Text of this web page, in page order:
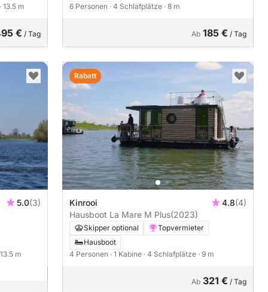
· 13.5 m
€ / Tag
6 Personen · 4 Schlafplätze · 8 m
Ab 185 € / Tag
5.0(3)
13.5 m
Kinrooi 4.8(4)
Hausboot La Mare M Plus(2023)
Skipper optional
Topvermieter
Hausboot
4 Personen · 1 Kabine · 4 Schlafplätze · 9 m
Ab 321 € / Tag
Rabatt